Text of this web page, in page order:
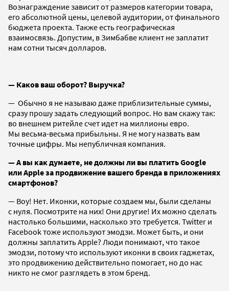
Вознаграждение зависит от размеров категории товара,
его абсолютной цены, целевой аудитории, от финального
бюджета проекта. Также есть географическая
взаимосвязь. Допустим, в Зимбабве клиент не заплатит
нам сотни тысяч долларов.
— Каков ваш оборот? Выручка?
— Обычно я не называю даже приблизительные суммы,
сразу прошу задать следующий вопрос. Но вам скажу так:
во внешнем ритейле счет идет на миллионы евро.
Мы весьма-весьма прибыльны. Я не могу назвать вам
точные цифры. Мы непубличная компания.
—А вы как думаете, не должны ли вы платить Google
или Apple за продвижение вашего бренда в приложениях
смартфонов?
— Воу! Нет. Иконки, которые создаем мы, были сделаны
с нуля. Посмотрите на них! Они другие! Их можно сделать
настолько большими, насколько это требуется. Twitter и
Facebook тоже используют эмодзи. Может быть, и они
должны заплатить Apple? Люди понимают, что такое
эмодзи, потому что используют иконки в своих гаджетах,
это продвижению действительно помогает, но до нас
никто не смог разглядеть в этом бренд.